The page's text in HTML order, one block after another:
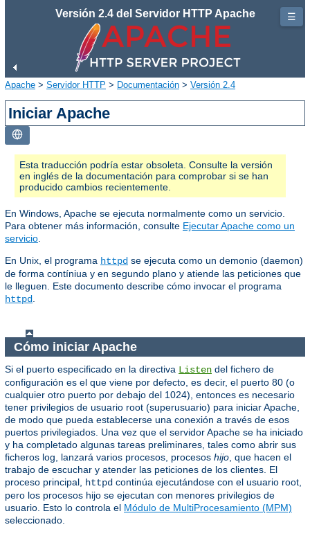
Versión 2.4 del Servidor HTTP Apache
Apache > Servidor HTTP > Documentación > Versión 2.4
Iniciar Apache
Esta traducción podría estar obsoleta. Consulte la versión
en inglés de la documentación para comprobar si se han
producido cambios recientemente.
En Windows, Apache se ejecuta normalmente como un servicio.
Para obtener más información, consulte Ejecutar Apache como un
servicio
En Unix, el programa httpd se ejecuta como un demonio (daemon)
de forma contíniua y en segundo plano y atiende las peticiones que
le lleguen. Este documento describe cómo invocar el programa
httpd
Cómo iniciar Apache
Si el puerto especificado en la directiva Listen del fichero de
configuración es el que viene por defecto, es decir, el puerto 80 (o
cualquier otro puerto por debajo del 1024), entonces es necesario
tener privilegios de usuario root (superusuario) para iniciar Apache,
de modo que pueda establecerse una conexión a través de esos
puertos privilegiados. Una vez que el servidor Apache se ha iniciado
y ha completado algunas tareas preliminares, tales como abrir sus
ficheros log, lanzará varios procesos, procesos hijo , que hacen el
trabajo de escuchar y atender las peticiones de los clientes. El
proceso principal,
httpd continúa ejecutándose con el usuario root,
pero los procesos hijo se ejecutan con menores privilegios de
usuario. Esto lo controla el Módulo de MultiProcesamiento (MPM)
seleccionado.
☰